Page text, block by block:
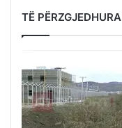
TË PËRZGJEDHURA